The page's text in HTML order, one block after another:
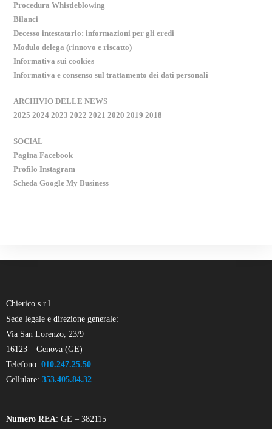
Procedura Whistleblowing
Bilanci
Decesso intestatario: informazioni per gli eredi
Modulo delega (rinnovo e riscatto)
Informativa sui cookies
Informativa e consenso sul trattamento dei dati personali
ARCHIVIO DELLE NEWS
2025 2024 2023 2022 2021 2020 2019 2018
SOCIAL
Pagina Facebook
Profilo Instagram
Scheda Google My Business
Chierico s.r.l.
Sede legale e direzione generale:
Via San Lorenzo, 23/9
16123 – Genova (GE)
Telefono: 010.247.25.50
Cellulare: 353.405.84.32
Numero REA: GE – 382115